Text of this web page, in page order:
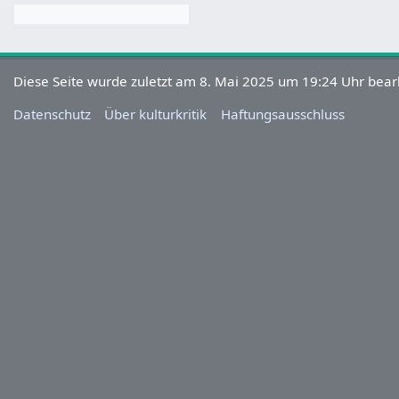
Diese Seite wurde zuletzt am 8. Mai 2025 um 19:24 Uhr
Datenschutz
Über kulturkritik Haftungsausschluss